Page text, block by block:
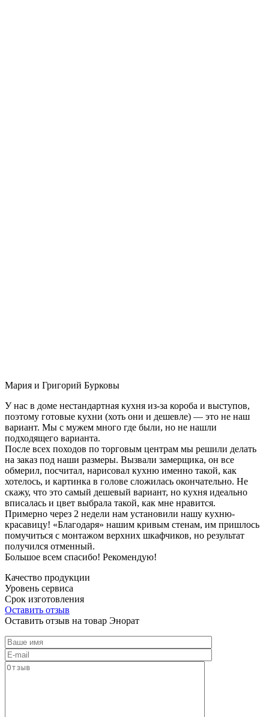
Мария и Григорий Бурковы
У нас в доме нестандартная кухня из-за короба и выступов,
поэтому готовые кухни (хоть они и дешевле) — это не наш
вариант. Мы с мужем много где были, но не нашли
подходящего варианта.
После всех походов по торговым центрам мы решили делать
на заказ под наши размеры. Вызвали замерщика, он все
обмерил, посчитал, нарисовал кухню именно такой, как
хотелось, и картинка в голове сложилась окончательно. Не
скажу, что это самый дешевый вариант, но кухня идеально
вписалась и цвет выбрала такой, как мне нравится.
Примерно через 2 недели нам установили нашу кухню-
красавицу! «Благодаря» нашим кривым стенам, им пришлось
помучиться с монтажом верхних шкафчиков, но результат
получился отменный.
Большое всем спасибо! Рекомендую!
Качество продукции
Уровень сервиса
Срок изготовления
Оставить отзыв
Оставить отзыв на товар Энорат